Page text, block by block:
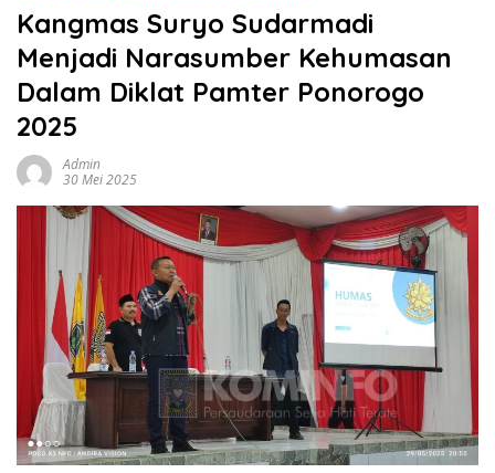
Kangmas Suryo Sudarmadi
Menjadi Narasumber Kehumasan
Dalam Diklat Pamter Ponorogo
2025
Admin
30 Mei 2025